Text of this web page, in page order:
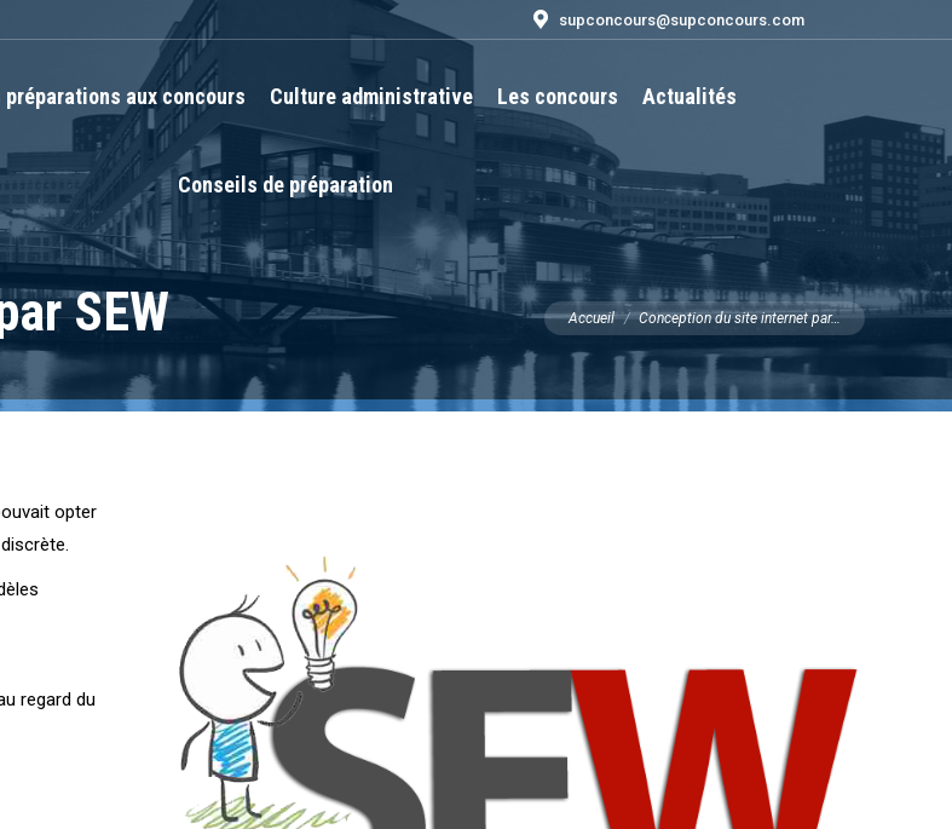
supconcours@supconcours.com
préparations aux concours Culture administrative Les concours Actualités
Conseils de préparation
Recherche
SEW Vous êtes ici :
Accueil Conception du site internet par…
opter
regard du